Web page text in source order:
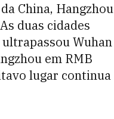
China, Hangzhou
duas cidades
Wuhan
em RMB
lugar continua